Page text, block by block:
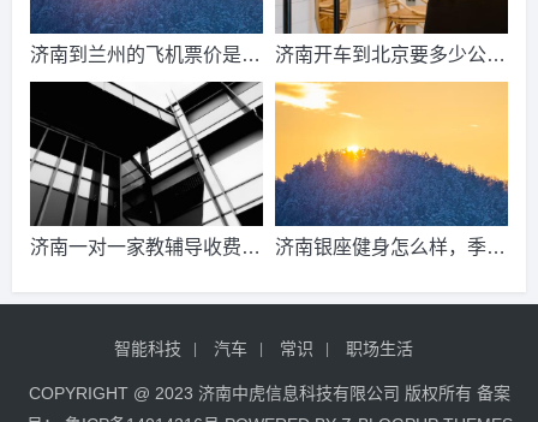
济南到兰州的飞机票价是多
少？济南到兰州飞机要多
久？
济南开车到北京要多少公
里、时间、过路费、油钱？
济南一对一家教辅导收费情
济南银座健身怎么样，季
宜的地方呢？
智能科技 汽车 常识 职场生活
COPYRIGHT @ 2023 济南中虎信息科技有限公司 版权所有 备案